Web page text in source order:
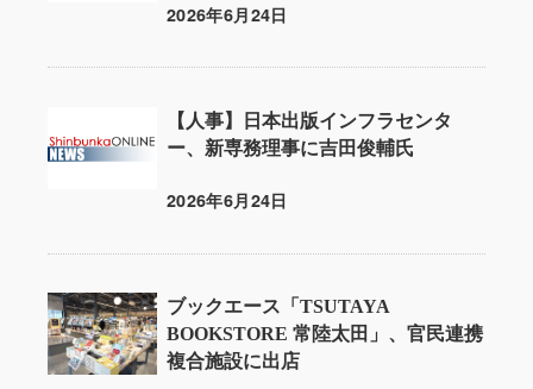
投稿日
2026年6月24日
【人事】日本出版インフラセンタ
ー、新専務理事に吉田俊輔氏
投稿日
2026年6月24日
ブックエース「TSUTAYA
BOOKSTORE 常陸太田」、官民連携
複合施設に出店